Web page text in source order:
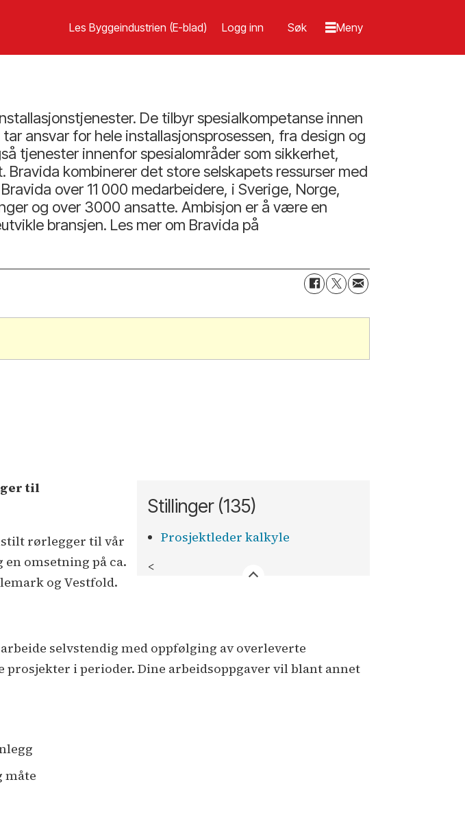
Les Byggeindustrien (E-blad) Logg inn
De tilbyr spesialkompetanse innen
ansvar for hele installasjonsprosessen, fra design og
tjenester innenfor spesialområder som sikkerhet,
kombinerer det store selskapets ressurser med
over 11 000 medarbeidere, i Sverige, Norge,
og over 3000 ansatte. Ambisjon er å være en
bransjen. Les mer om Bravida på
Stillinger (135)
Prosjektleder kalkyle
<
til
rørlegger til vår
omsetning på ca.
og Vestfold.
selvstendig med oppfølging av overleverte
i perioder. Dine arbeidsoppgaver vil blant annet
måte